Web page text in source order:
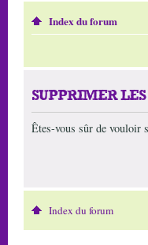
Index du forum
SUPPRIMER
Êtes-vous sûr de vouloir
Index du forum